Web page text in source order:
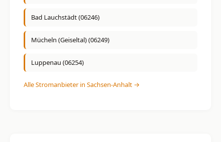
Bad Lauchstädt (06246)
Mücheln (Geiseltal) (06249)
Luppenau (06254)
Alle Stromanbieter in Sachsen-Anhalt →